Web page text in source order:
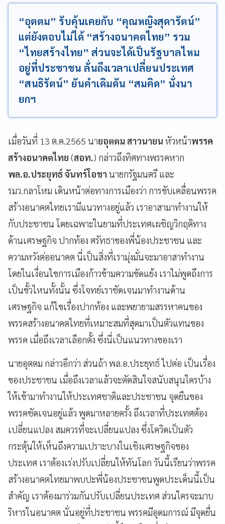
“อุตตม” รับคุ้นเคยกับ “คุณหญิงสุดารัตน์”
แต่ยังตอบไม่ได้ “สร้างอนาคตไทย” รวม
“ไทยสร้างไทย” ส่วนจะได้เป็นรัฐบาลไหม
อยู่ที่ประชาชน ลั่นถึงเวลาเปลี่ยนประเทศ
“สนธิรัตน์” ยันคำเดิมดัน “สมคิด” นั่งนา
ยกฯ
เมื่อวันที่ 13 ต.ค.2565 นายอุตตม สาวนายน หัวหน้าพรรค
สร้างอนาคตไทย (สอท.) กล่าวถึงทิศทางพรรคหาก
พล.อ.ประยุทธ์ จันทร์โอชา นายกรัฐมนตรี และ
รมว.กลาโหม เดินหน้าต่อทางการเมืองว่า การขับเคลื่อนพรรค
สร้างอนาคตไทยเรามีแนวทางอยู่แล้ว เราอาสามาทำงานให้
กับประชาชน โดยเฉพาะในยามที่ประเทศเผชิญวิกฤติทาง
ด้านเศรษฐกิจ ปากท้อง ศรัทธาของพี่น้องประชาชน และ
ความหวังต่ออนาคต นี่เป็นสิ่งที่เรามุ่งมั่นจะมาอาสาทำงาน
โดยในเงื่อนไขการเมืองก้าวข้ามความขัดแย้ง เราไม่พูดถึงการ
เป็นขั้วไหนทั้งนั้น ซึ่งโจทย์เราชัดเจนมาทำงานด้าน
เศรษฐกิจ แก้ไขเรื่องปากท้อง และพยายามสรรหาคนของ
พรรคสร้างอนาคตไทยที่เหมาะสมที่สุดมาเป็นตัวแทนของ
พรรค เมื่อถึงเวลาเลือกตั้ง ซึ่งนี่เป็นแนวทางของเรา
นายอุตตม กล่าวอีกว่า ส่วนถ้า พล.อ.ประยุทธ์ ไปต่อ เป็นเรื่อง
ของประชาชน เมื่อถึงเวลาแล้วจะตัดสินใจสนับสนุนใครบ้าง
ให้เข้ามาทำงานให้ประเทศชาติและประชาชน จุดยืนของ
พรรคชัดเจนอยู่แล้ว พูดมาหลายครั้ง ถึงเวลาที่ประเทศต้อง
เปลี่ยนแปลง สมควรที่จะเปลี่ยนแปลง ซึ่งโควิดเป็นตัว
กระตุ้นให้เห็นถึงความเปราะบางในเชิงเศรษฐกิจของ
ประเทศ เราต้องเร่งปรับเปลี่ยนให้ทันโลก วันนี้เรียนว่าพรรค
สร้างอนาคตไทยมาพบปะพี่น้องประชาชนพูดประเด็นนี้เป็น
สำคัญ เราต้องมาร่วมกันปรับเปลี่ยนประเทศ ส่วนใครจะมาบ
ริหารในอนาคต นั่นอยู่ที่ประชาชน พรรคมีอุดมการณ์ มีจุดยื่น